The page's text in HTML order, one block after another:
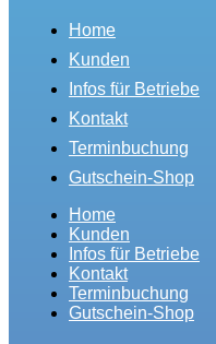
Home
Kunden
Infos für Betriebe
Kontakt
Terminbuchung
Gutschein-Shop
Home
Kunden
Infos für Betriebe
Kontakt
Terminbuchung
Gutschein-Shop